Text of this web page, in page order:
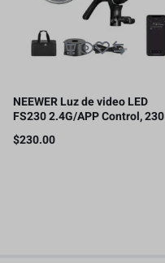
NEEWER Luz de video LED
FS230 2.4G/APP Control, 230
W bicolor COB Bowens,
110000lux/m, 5600K
$230.00